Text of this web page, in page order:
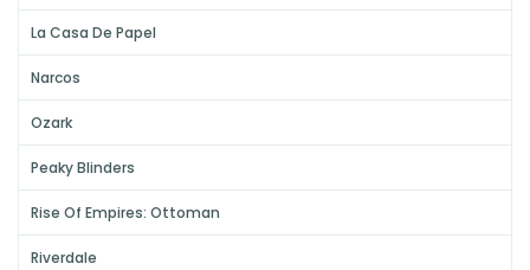
La Casa De Papel
Narcos
Ozark
Peaky Blinders
Rise Of Empires: Ottoman
Riverdale